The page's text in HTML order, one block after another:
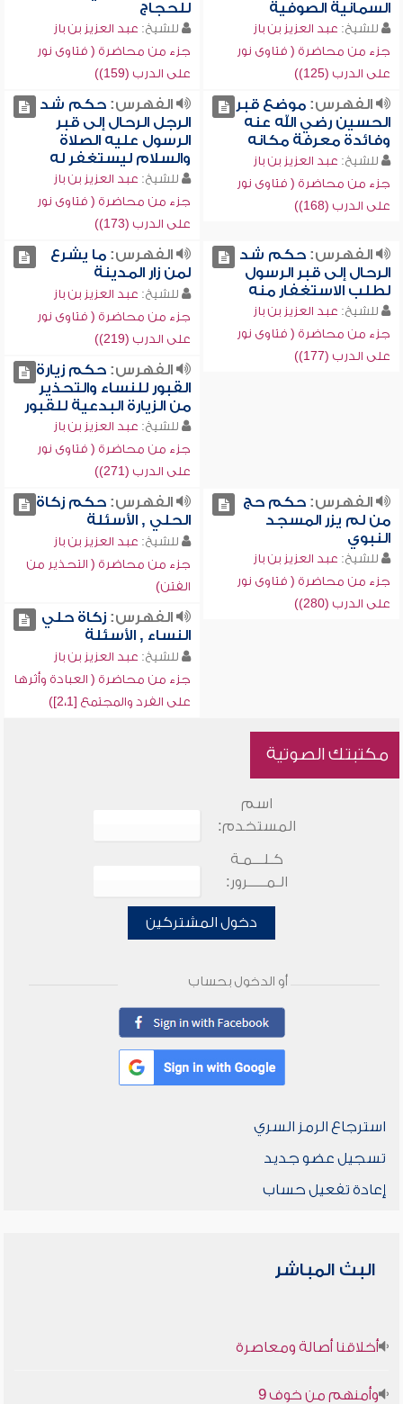
السمانية الصوفية
للشيخ: عبد العزيز بن باز
جزء من محاضرة ( فتاوى نور
على الدرب (125))
للحجاج
للشيخ: عبد العزيز بن باز
جزء من محاضرة ( فتاوى نور
على الدرب (159))
الفهرس:موضع قبر
الحسين رضي الله عنه
وفائدة معرفة مكانه
للشيخ: عبد العزيز بن باز
جزء من محاضرة ( فتاوى نور
على الدرب (168))
الفهرس:حكم شد
الرجل الرحال إلى قبر
الرسول عليه الصلاة
والسلام ليستغفر له
للشيخ: عبد العزيز بن باز
جزء من محاضرة ( فتاوى نور
على الدرب (173))
الفهرس:حكم شد
الرحال إلى قبر الرسول
لطلب الاستغفار منه
للشيخ: عبد العزيز بن باز
جزء من محاضرة ( فتاوى نور
على الدرب (177))
الفهرس:ما يشرع
لمن زار المدينة
للشيخ: عبد العزيز بن باز
جزء من محاضرة ( فتاوى نور
على الدرب (219))
الفهرس:حكم زيارة
القبور للنساء والتحذير
من الزيارة البدعية للقبور
للشيخ: عبد العزيز بن باز
جزء من محاضرة ( فتاوى نور
على الدرب (271))
الفهرس:حكم حج
من لم يزر المسجد
النبوي
للشيخ: عبد العزيز بن باز
جزء من محاضرة ( فتاوى نور
على الدرب (280))
الفهرس:حكم زكاة
الحلي , الأسئلة
للشيخ: عبد العزيز بن باز
جزء من محاضرة ( التحذير من
الفتن)
الفهرس:زكاة حلي
النساء , الأسئلة
للشيخ: عبد العزيز بن باز
جزء من محاضرة ( العبادة وأثرها
على الفرد والمجتمع [2،1])
مكتبتك الصوتية
اسم
المستخدم:
كـلـــمـة
الـمـــــرور:
دخول المشتركين
أو الدخول بحساب
استرجاع الرمز السري
تسجيل عضو جديد
إعادة تفعيل حساب
البث المباشر
أخلاقنا أصالة ومعاصرة
وأمنهم من خوف 9